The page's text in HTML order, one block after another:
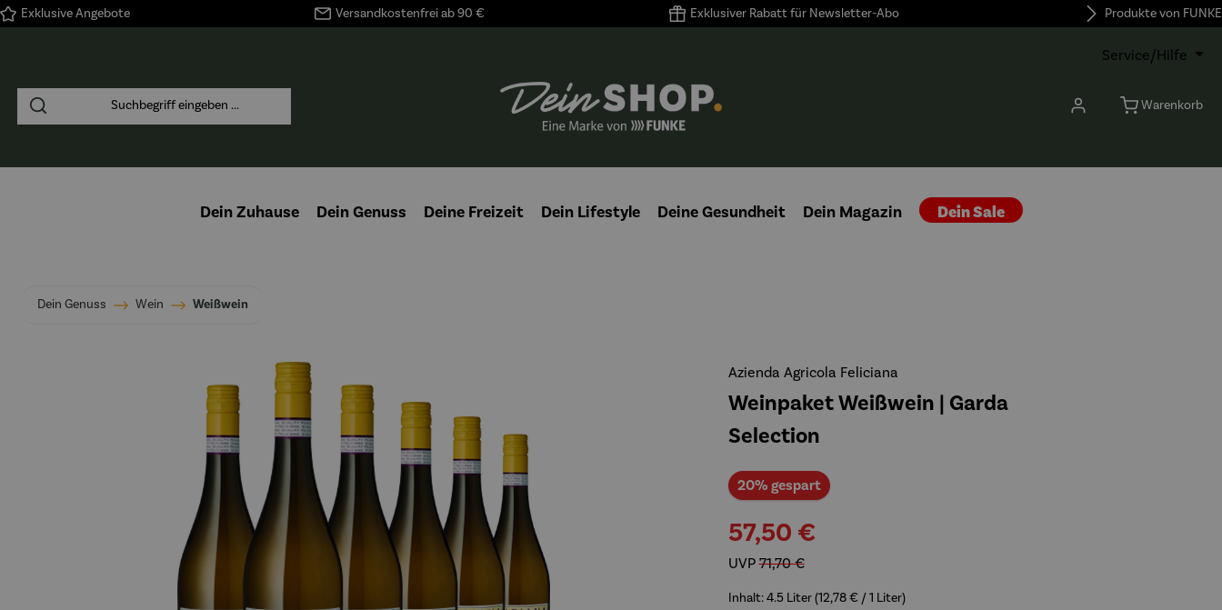
Zur Hauptnavigation springen
Exklusive Angebote Versandkostenfrei ab 90 € Exklusiver Rabatt für Newsletter-Abo Produkte von FUNKE
Service/Hilfe
Warenkorb
Dein Zuhause Dein Genuss Deine Freizeit Dein Lifestyle Deine Gesundheit Dein Magazin Dein Sale
Dein Genuss Wein Weißwein
Azienda Agricola Feliciana
Weinpaket Weißwein | Garda
Selection
20% gespartRabatt
57,50 €
UVP71,70 €
Inhalt:4.5 Liter(12,78 € / 1 Liter)